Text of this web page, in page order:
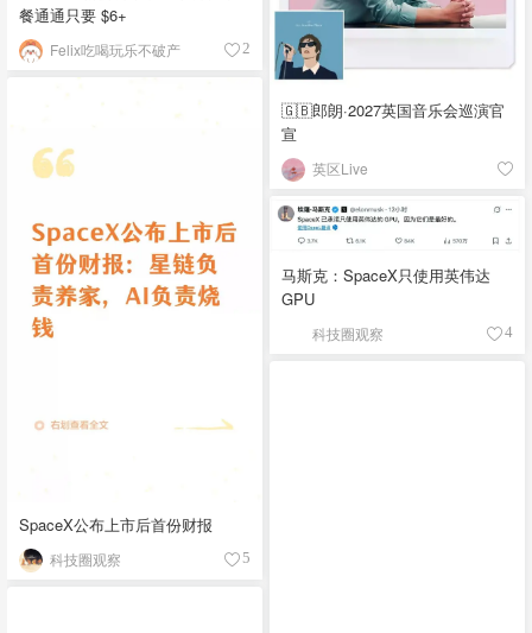
餐通通只要 $6+
Felix吃喝玩乐不破产 2
🇬🇧郎朗·2027英国音乐会巡演官
宣
英区Live
SpaceX公布上市后首份财报
科技圈观察 5
马斯克：SpaceX只使用英伟达
GPU
科技圈观察 4